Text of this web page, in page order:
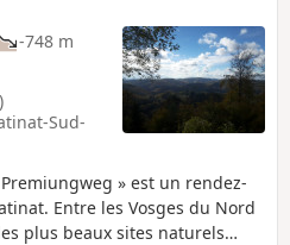
-748 m
Sud-
» est un rendez-
Entre les Vosges du Nord
plus beaux sites naturels